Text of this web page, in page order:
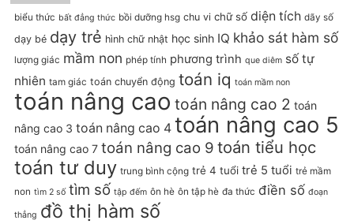
biểu thức bất đẳng thức bồi dưỡng hsg chu vi chữ số diện tích dãy số
dạy bé dạy trẻ hình chữ nhật học sinh IQ khảo sát hàm số
lượng giác mầm non phép tính phương trình que diêm số tự
nhiên tam giác toán chuyển động toán iq toán mầm non
toán nâng cao toán nâng cao 2 toán
nâng cao 3 toán nâng cao 4 toán nâng cao 5
toán nâng cao 7 toán nâng cao 9 toán tiểu học
toán tư duy trung bình cộng trẻ 4 tuổi trẻ 5 tuổi trẻ mầm
non tìm 2 số tìm số tập đếm ôn hè ôn tập hè đa thức điền số đoạn
thẳng đồ thị hàm số